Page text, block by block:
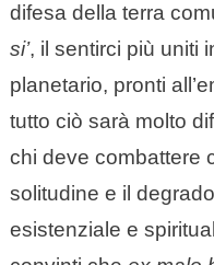
difesa della terra
si’, il sentirci più uniti
planetario, pronti
tutto ciò sarà molto
chi deve combattere
solitudine e il
esistenziale e